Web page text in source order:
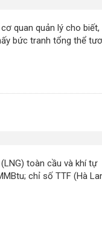
quan quản lý cho biết,
bức tranh tổng thể
toàn cầu và khí tự
chỉ số TTF (Hà